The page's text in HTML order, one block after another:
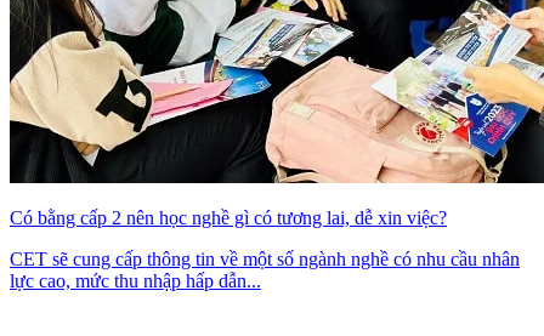
Có bằng cấp 2 nên học nghề gì có tương lai, dễ xin việc?
CET sẽ cung cấp thông tin về một số ngành nghề có nhu cầu nhân
lực cao, mức thu nhập hấp dẫn...